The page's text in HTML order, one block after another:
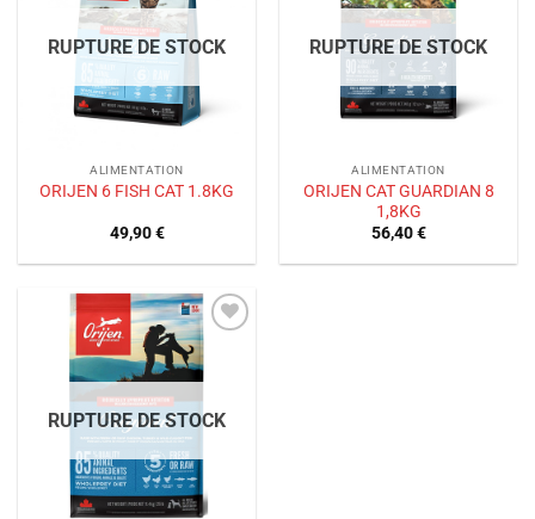
RUPTURE DE STOCK
ALIMENTATION
ORIJEN 6 FISH CAT 1.8KG
49,90€
souhaits
RUPTURE DE STOCK
ALIMENTATION
ORIJEN CAT GUARDIAN 8
1,8KG
56,40€
Ajouter
à la liste
RUPTURE DE STOCK